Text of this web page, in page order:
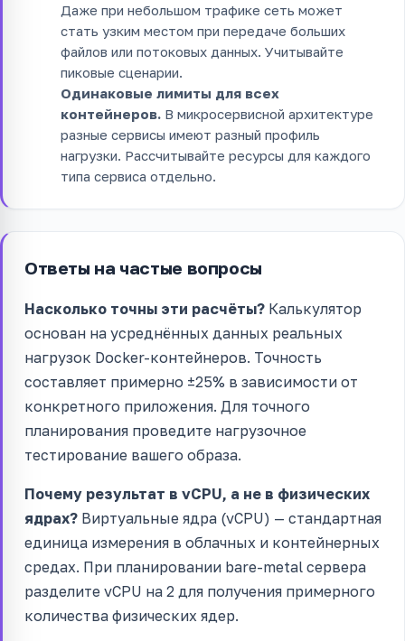
Даже при небольшом трафике сеть может
стать узким местом при передаче больших
файлов или потоковых данных. Учитывайте
пиковые сценарии.
Одинаковые лимиты для всех
контейнеров. В микросервисной архитектуре
разные сервисы имеют разный профиль
нагрузки. Рассчитывайте ресурсы для каждого
типа сервиса отдельно.
Ответы на частые вопросы
Насколько точны эти расчёты? Калькулятор
основан на усреднённых данных реальных
нагрузок Docker-контейнеров. Точность
составляет примерно ±25% в зависимости от
конкретного приложения. Для точного
планирования проведите нагрузочное
тестирование вашего образа.
Почему результат в vCPU, а не в физических
ядрах? Виртуальные ядра (vCPU) — стандартная
единица измерения в облачных и контейнерных
средах. При планировании bare-metal сервера
разделите vCPU на 2 для получения примерного
количества физических ядер.